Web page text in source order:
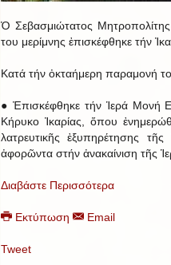
Ὁ Σεβασμιώτατος
του μερίμνης ἐπισκέφθηκε τήν
Κατά τήν ὀκταήμερη παραμονή
● Ἐπισκέφθηκε τήν Ἱερά Μονή
Κήρυκο Ἰκαρίας, ὅπου
λατρευτικῆς ἐξυπηρέτησης
ἀφορῶντα στήν ἀνακαίνιση τῆς
Διαβάστε Περισσότερα
Εκτύπωση Email
Tweet